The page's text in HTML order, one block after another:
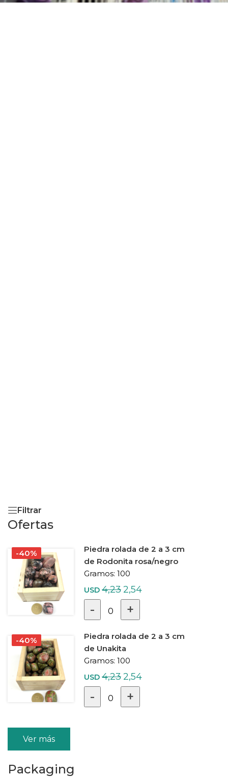
Filtrar
Ofertas
-40%
Piedra rolada de 2 a 3 cm
de Rodonita rosa/negro
100
USD 4,232,54
- 0 +
-40%
Piedra rolada de 2 a 3 cm
de Unakita
100
USD 4,232,54
- 0 +
Ver más
Packaging